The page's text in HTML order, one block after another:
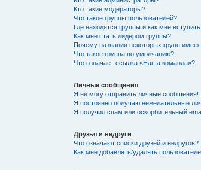
Кто такие модераторы?
Что такое группы пользователей?
Где находятся группы и как мне
Как мне стать лидером группы?
Почему названия некоторых групп
Что такое группа по умолчанию?
Что означает ссылка «Наша команда»?
Личные сообщения
Я не могу отправить личные сообщения!
Я постоянно получаю нежелательные
Я получил спам или оскорбительный
Друзья и недруги
Что означают списки друзей и недругов?
Как мне добавлять/удалять